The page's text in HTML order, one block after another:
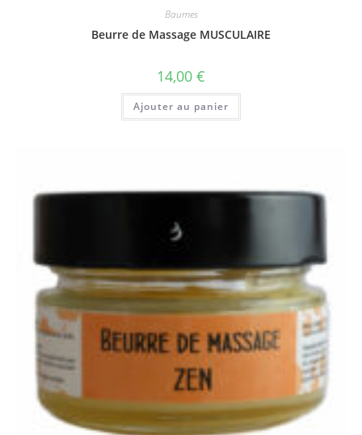
Baumes
Beurre de Massage MUSCULAIRE
14,00 €
Ajouter au panier